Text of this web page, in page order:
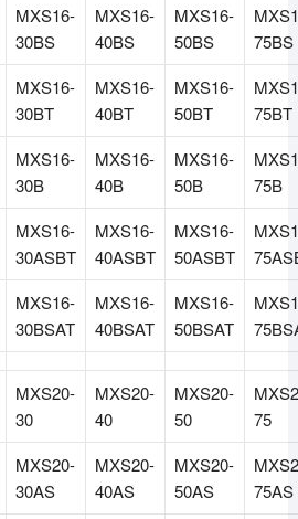
MXS16-
30BS
MXS16-
40BS
MXS16-
50BS
75BS
MXS16-
30BT
MXS16-
40BT
MXS16-
50BT
75BT
MXS16-
30B
MXS16-
40B
MXS16-
50B
75B
MXS16-
30ASBT
MXS16-
40ASBT
MXS16-
50ASBT
MXS16-
30BSAT
MXS16-
40BSAT
MXS16-
50BSAT
MXS20-
30
MXS20-
40
MXS20-
50
75
MXS20-
30AS
MXS20-
40AS
MXS20-
50AS
75AS